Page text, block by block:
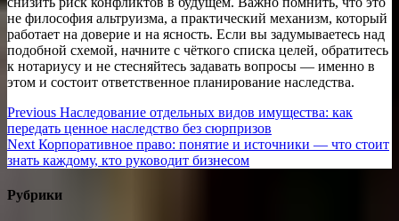
не философия альтруизма, а практический механизм, который
работает на доверие и на ясность. Если вы задумываетесь над
подобной схемой, начните с чёткого списка целей, обратитесь
к нотариусу и не стесняйтесь задавать вопросы — именно в
этом и состоит ответственное планирование наследства.
Навигация
по
записям
Previous Previous
post:
Наследование отдельных видов имущества: как
передать ценное наследство без сюрпризов
Next Next
post:
Корпоративное право: понятие и источники — что стоит
знать каждому, кто руководит бизнесом
Рубрики